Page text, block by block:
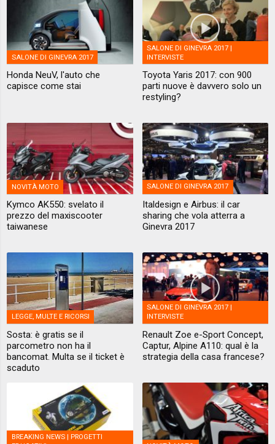
SALONE DI GINEVRA 2017
Honda NeuV, l'auto che
capisce come stai
SALONE DI GINEVRA 2017 |
INTERVISTE
Toyota Yaris 2017: con 900
parti nuove è davvero solo un
restyling?
NOVITÀ MOTO
Kymco AK550: svelato il
prezzo del maxiscooter
taiwanese
SALONE DI GINEVRA 2017
Italdesign e Airbus: il car
sharing che vola atterra a
Ginevra 2017
LEGGE, MULTE E RICORSI
Sosta: è gratis se il
parcometro non ha il
bancomat. Multa se il ticket è
scaduto
SALONE DI GINEVRA 2017 |
INTERVISTE
Renault Zoe e-Sport Concept,
Captur, Alpine A110: qual è la
strategia della casa francese?
BREAKING NEWS | PROGETTI